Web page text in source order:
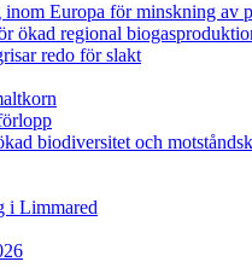
Europa för minskning av
ökad regional
redo för slakt
biodiversitet och
i Limmared